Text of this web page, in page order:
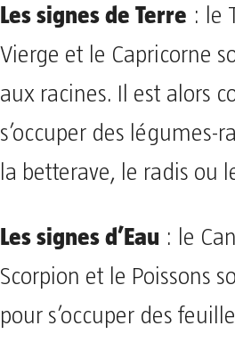
Les signes de Terre : le
Vierge et le Capricorne
aux racines. Il est alors
s’occuper des légumes-
la betterave, le radis ou
Les signes d’Eau : le
Scorpion et le Poissons
pour s’occuper des